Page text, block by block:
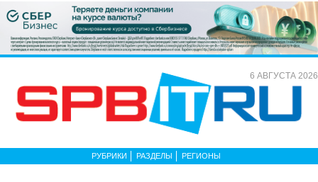
6 АВГУСТА 2026
РУБРИКИ РАЗДЕЛЫ РЕГИОНЫ